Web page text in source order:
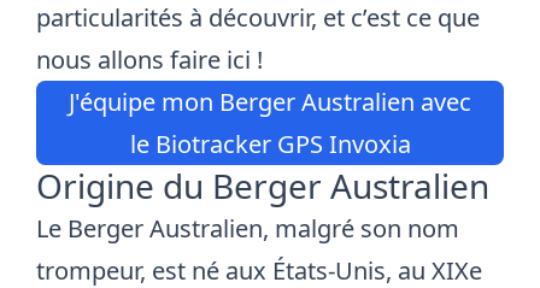
particularités à découvrir, et c’est ce que
nous allons faire ici !
J'équipe mon Berger Australien avec
le Biotracker GPS Invoxia
Origine du Berger Australien
Le Berger Australien, malgré son nom
trompeur, est né aux États-Unis, au XIXe